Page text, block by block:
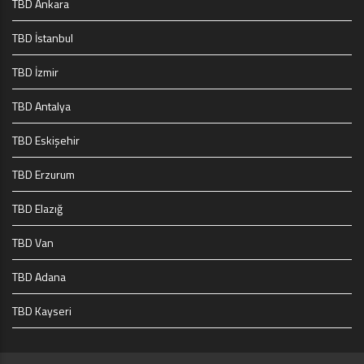
TBD Ankara
TBD İstanbul
TBD İzmir
TBD Antalya
TBD Eskişehir
TBD Erzurum
TBD Elazığ
TBD Van
TBD Adana
TBD Kayseri